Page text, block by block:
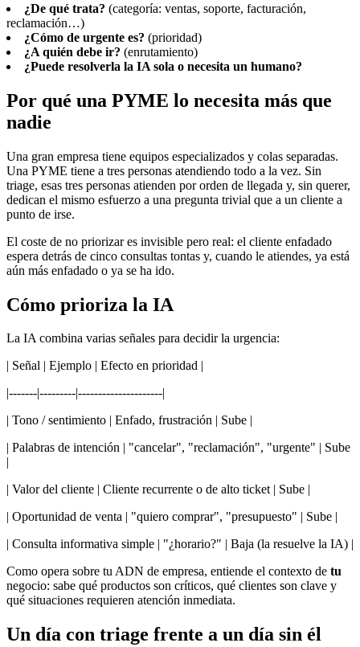
¿De qué trata? (categoría: ventas, soporte, facturación,
reclamación…)
¿Cómo de urgente es? (prioridad)
¿A quién debe ir? (enrutamiento)
¿Puede resolverla la IA sola o necesita un humano?
Por qué una PYME lo necesita más que
nadie
Una gran empresa tiene equipos especializados y colas separadas.
Una PYME tiene a tres personas atendiendo todo a la vez. Sin
triage, esas tres personas atienden por orden de llegada y, sin querer,
dedican el mismo esfuerzo a una pregunta trivial que a un cliente a
punto de irse.
El coste de no priorizar es invisible pero real: el cliente enfadado
espera detrás de cinco consultas tontas y, cuando le atiendes, ya está
aún más enfadado o ya se ha ido.
Cómo prioriza la IA
La IA combina varias señales para decidir la urgencia:
| Señal | Ejemplo | Efecto en prioridad |
|-------|---------|---------------------|
| Tono / sentimiento | Enfado, frustración | Sube |
| Palabras de intención | "cancelar", "reclamación", "urgente" | Sube
|
| Valor del cliente | Cliente recurrente o de alto ticket | Sube |
| Oportunidad de venta | "quiero comprar", "presupuesto" | Sube |
| Consulta informativa simple | "¿horario?" | Baja (la resuelve la IA) |
Como opera sobre tu ADN de empresa, entiende el contexto de tu
negocio: sabe qué productos son críticos, qué clientes son clave y
qué situaciones requieren atención inmediata.
Un día con triage frente a un día sin él